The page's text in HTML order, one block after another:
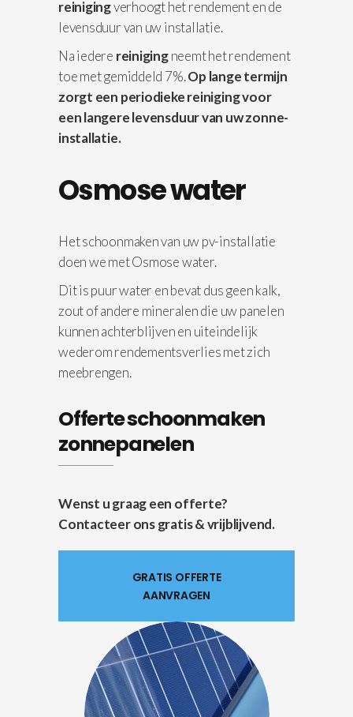
reinigingverhoogt het rendement en de
levensduur van uw installatie.
Na iedere reinigingneemt het rendement
toe met gemiddeld 7%.Op lange termijn
zorgt een periodieke reiniging voor
een langere levensduur van uw zonne-
installatie.
Osmose water
Het schoonmaken van uw pv-installatie
doen we met Osmose water.
Dit is puur water en bevat dus geen kalk,
zout of andere mineralen die uw panelen
kunnen achterblijven en uiteindelijk
wederom rendementsverlies met zich
meebrengen.
Offerte schoonmaken
zonnepanelen
Wenst u graag een offerte?
Contacteer ons gratis & vrijblijvend.
GRATIS OFFERTE
AANVRAGEN